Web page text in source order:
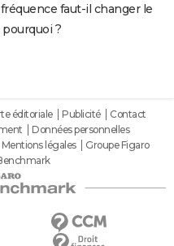
faut-il changer le
?
éditoriale Publicité
Contact
Données personnelles
Mentions légales
Groupe Figaro